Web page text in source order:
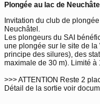
Plongée au lac de
Invitation du club de
Neuchâtel.
Les plongeurs du SAI
une plongée sur le site de
principe des silures), des
maximale de 30 m). Limité à
>>> ATTENTION Reste 2
Détail de la sortie voir